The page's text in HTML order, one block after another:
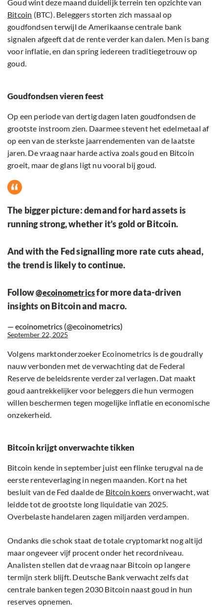
Goud wint deze maand duidelijk terrein ten opzichte van
Bitcoin (BTC). Beleggers storten zich massaal op
goudfondsen terwijl de Amerikaanse centrale bank
signalen afgeeft dat de rente verder kan dalen. Men is bang
voor inflatie, en dan spring iedereen traditiegetrouw op
goud.
Goudfondsen vieren feest
Op een periode van dertig dagen laten goudfondsen de
grootste instroom zien. Daarmee stevent het edelmetaal af
op een van de sterkste jaarrendementen van de laatste
jaren. De vraag naar harde activa zoals goud en Bitcoin
groeit, maar de glans ligt nu vooral bij goud.
The bigger picture: demand for hard assets is
running strong, whether it’s gold or Bitcoin.
And with the Fed signalling more rate cuts ahead,
the trend is likely to continue.
Follow@ecoinometricsfor more data-driven
insights on Bitcoin and macro.
— ecoinometrics (@ecoinometrics)
September 22, 2025
Volgens marktonderzoeker Ecoinometrics is de goudrally
nauw verbonden met de verwachting dat de Federal
Reserve de beleidsrente verder zal verlagen. Dat maakt
goud aantrekkelijker voor beleggers die hun vermogen
willen beschermen tegen mogelijke inflatie en economische
onzekerheid.
Bitcoin krijgt onverwachte tikken
Bitcoin kende in september juist een flinke terugval na de
eerste renteverlaging in negen maanden. Kort na het
besluit van de Fed daalde de Bitcoin koers onverwacht, wat
leidde tot de grootste long liquidatie van 2025.
Overbelaste handelaren zagen miljarden verdampen.
Ondanks die schok staat de totale cryptomarkt nog altijd
maar ongeveer vijf procent onder het recordniveau.
Analisten stellen dat de vraag naar Bitcoin op langere
termijn sterk blijft. Deutsche Bank verwacht zelfs dat
centrale banken tegen 2030 Bitcoin naast goud in hun
reserves opnemen.